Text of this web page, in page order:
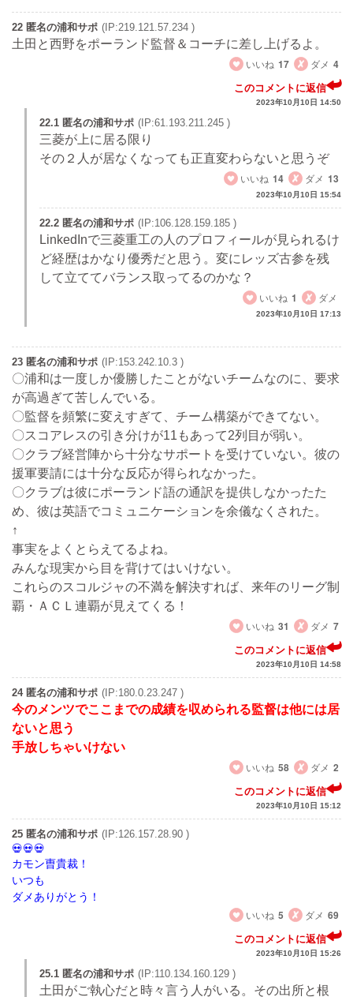
22 匿名の浦和サポ (IP:219.121.57.234 )
土田と西野をポーランド監督＆コーチに差し上げるよ。
いいね 17 ダメ 4
このコメントに返信
2023年10月10日 14:50
22.1 匿名の浦和サポ (IP:61.193.211.245 )
三菱が上に居る限り
その２人が居なくなっても正直変わらないと思うぞ
いいね 14 ダメ 13
2023年10月10日 15:54
22.2 匿名の浦和サポ (IP:106.128.159.185 )
LinkedInで三菱重工の人のプロフィールが見られるけ
ど経歴はかなり優秀だと思う。変にレッズ古参を残
して立ててバランス取ってるのかな？
いいね 1 ダメ
2023年10月10日 17:13
23 匿名の浦和サポ (IP:153.242.10.3 )
〇浦和は一度しか優勝したことがないチームなのに、要求
が高過ぎて苦しんでいる。
〇監督を頻繁に変えすぎて、チーム構築ができてない。
〇スコアレスの引き分けが11もあって2列目が弱い。
〇クラブ経営陣から十分なサポートを受けていない。彼の
援軍要請には十分な反応が得られなかった。
〇クラブは彼にポーランド語の通訳を提供しなかったた
め、彼は英語でコミュニケーションを余儀なくされた。
↑
事実をよくとらえてるよね。
みんな現実から目を背けてはいけない。
これらのスコルジャの不満を解決すれば、来年のリーグ制
覇・ＡＣＬ連覇が見えてくる！
いいね 31 ダメ 7
このコメントに返信
2023年10月10日 14:58
24 匿名の浦和サポ (IP:180.0.23.247 )
今のメンツでここまでの成績を収められる監督は他には居
ないと思う
手放しちゃいけない
いいね 58 ダメ 2
このコメントに返信
2023年10月10日 15:12
25 匿名の浦和サポ (IP:126.157.28.90 )
カモン曺貴裁！
いつも
ダメありがとう！
いいね 5 ダメ 69
このコメントに返信
2023年10月10日 15:26
25.1 匿名の浦和サポ (IP:110.134.160.129 )
土田がご執心だと時々言う人がいる。その出所と根